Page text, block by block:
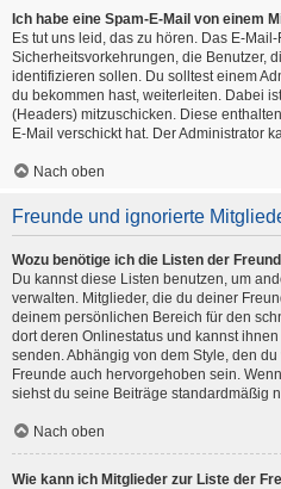
Ich habe eine Spam-E-Mail von einem
Es tut uns leid, das zu hören. Das E-
Sicherheitsvorkehrungen, die Benutzer,
identifizieren sollen. Du solltest einem
du bekommen hast, weiterleiten. Dabei
(Headers) mitzuschicken. Diese
E-Mail verschickt hat. Der Administrator
Nach oben
Freunde und ignorierte
Wozu benötige ich die Listen der
Du kannst diese Listen benutzen, um
verwalten. Mitglieder, die du deiner
deinem persönlichen Bereich für den
dort deren Onlinestatus und kannst
senden. Abhängig von dem Style, den
Freunde auch hervorgehoben sein.
siehst du seine Beiträge standardmäßig
Nach oben
Wie kann ich Mitglieder zur Liste der